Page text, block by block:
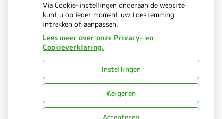
Uw Zorg Online
Privacy verklaring|Cookie-
|Voorwaarden
Via Cookie-instellingen onderaan de website
kunt u op ieder moment uw toestemming
intrekken of aanpassen.
Lees meer over onze Privacy- en
Cookieverklaring.
Instellingen
Weigeren
Accepteren